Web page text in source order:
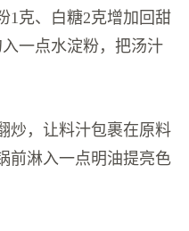
1克、白糖2克增加回甜
一点水淀粉，把汤汁
炒，让料汁包裹在原料
前淋入一点明油提亮色